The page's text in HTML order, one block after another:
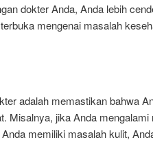
dokter Anda, Anda lebih
mengenai masalah
adalah memastikan bahwa
Misalnya, jika Anda mengalami
memiliki masalah kulit,